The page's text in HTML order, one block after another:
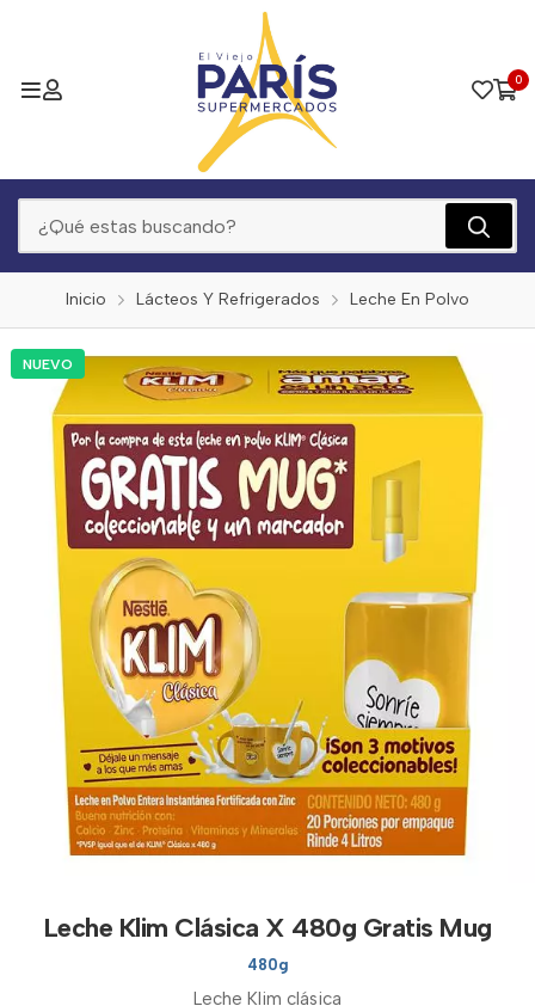
0
Inicio Lácteos Y Refrigerados Leche En Polvo
NUEVO
Leche Klim Clásica X 480g Gratis Mug
480g
Leche Klim clásica